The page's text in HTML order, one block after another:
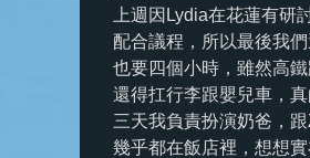
上週因Lydia在花蓮有
配合議程，所以最後我
也要四個小時，雖然高
還得扛行李跟嬰兒車，
三天我負責扮演奶爸，
幾乎都在飯店裡，想想